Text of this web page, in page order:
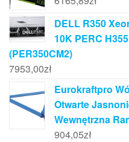
DELL R350
10K PERC
(PER350CM2)
7953,00zł
Eurokraftpro
Otwarte
Wewnętrzna
904,05zł